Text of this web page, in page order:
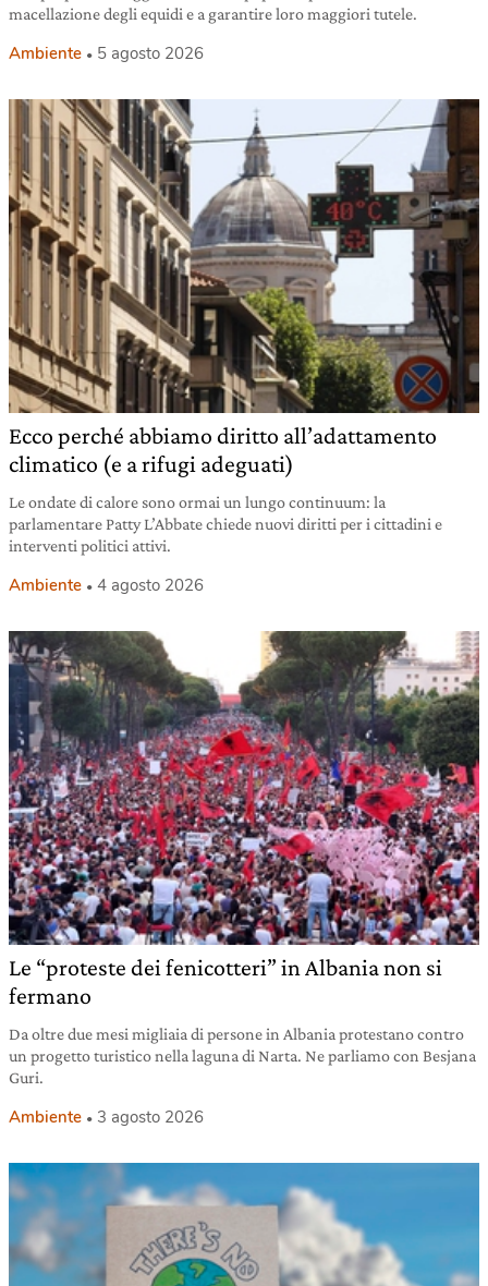
macellazione degli equidi e a garantire loro maggiori tutele.
Ambiente 5 agosto 2026
Ecco perché abbiamo diritto all’adattamento
climatico (e a rifugi adeguati)
Le ondate di calore sono ormai un lungo continuum: la
parlamentare Patty L’Abbate chiede nuovi diritti per i cittadini e
interventi politici attivi.
Ambiente 4 agosto 2026
Le “proteste dei fenicotteri” in Albania non si
fermano
Da oltre due mesi migliaia di persone in Albania protestano contro
un progetto turistico nella laguna di Narta. Ne parliamo con Besjana
Guri.
Ambiente 3 agosto 2026